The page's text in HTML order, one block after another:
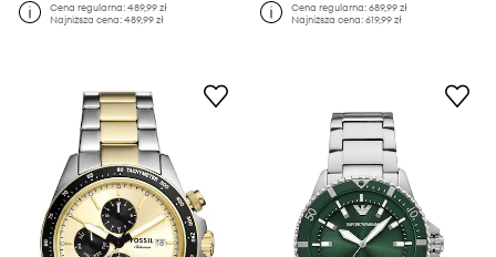
Cena regularna:489,99 zł
Najniższa cena:489,99 zł
Cena regularna:689,99 zł
Najniższa cena:619,99 zł